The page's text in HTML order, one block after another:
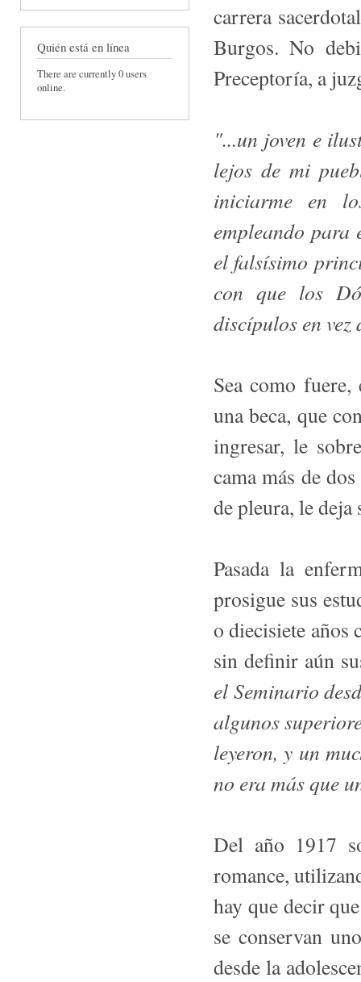
Quién está en línea
There are currently 0 users
online.
carrera
Burgos. No
Preceptoría, a
"...un joven e
lejos de mi
iniciarme en
empleando para
el falsísimo
con que los
discípulos en
Sea como
una beca, que
ingresar, le
cama más de
de pleura, le deja
Pasada la
prosigue sus
o diecisiete años
sin definir aún
el Seminario
algunos
leyeron, y un
no era más que
Del año 1917
romance,
hay que decir
se conservan
desde la